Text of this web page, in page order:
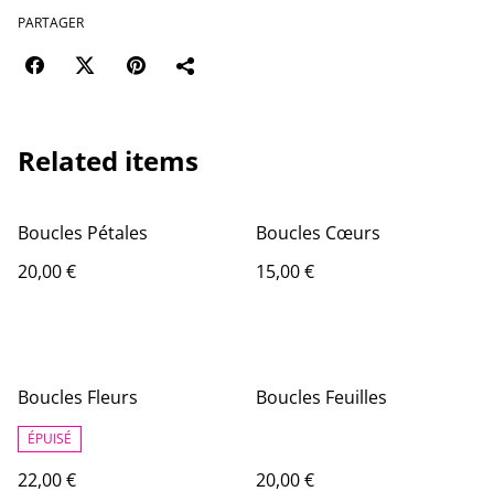
PARTAGER
Related items
Boucles Pétales
20,00 €
Boucles Cœurs
15,00 €
Boucles Fleurs
ÉPUISÉ
22,00 €
Boucles Feuilles
20,00 €